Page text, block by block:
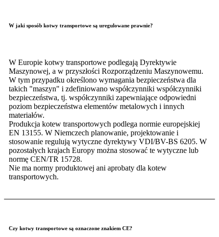
W jaki sposób kotwy transportowe są uregulowane prawnie?
W Europie kotwy transportowe podlegają Dyrektywie
Maszynowej, a w przyszłości Rozporządzeniu Maszynowemu.
W tym przypadku określono wymagania bezpieczeństwa dla
takich "maszyn" i zdefiniowano współczynniki współczynniki
bezpieczeństwa, tj. współczynniki zapewniające odpowiedni
poziom bezpieczeństwa elementów metalowych i innych
materiałów.
Produkcja kotew transportowych podlega normie europejskiej
EN 13155. W Niemczech planowanie, projektowanie i
stosowanie regulują wytyczne dyrektywy VDI/BV-BS 6205. W
pozostałych krajach Europy można stosować te wytyczne lub
normę CEN/TR 15728.
Nie ma normy produktowej ani aprobaty dla kotew
transportowych.
Czy kotwy transportowe są oznaczone znakiem CE?